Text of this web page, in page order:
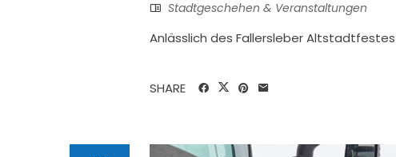
Stadtgeschehen & Veranstaltungen
Anlässlich des Fallersleber
SHARE